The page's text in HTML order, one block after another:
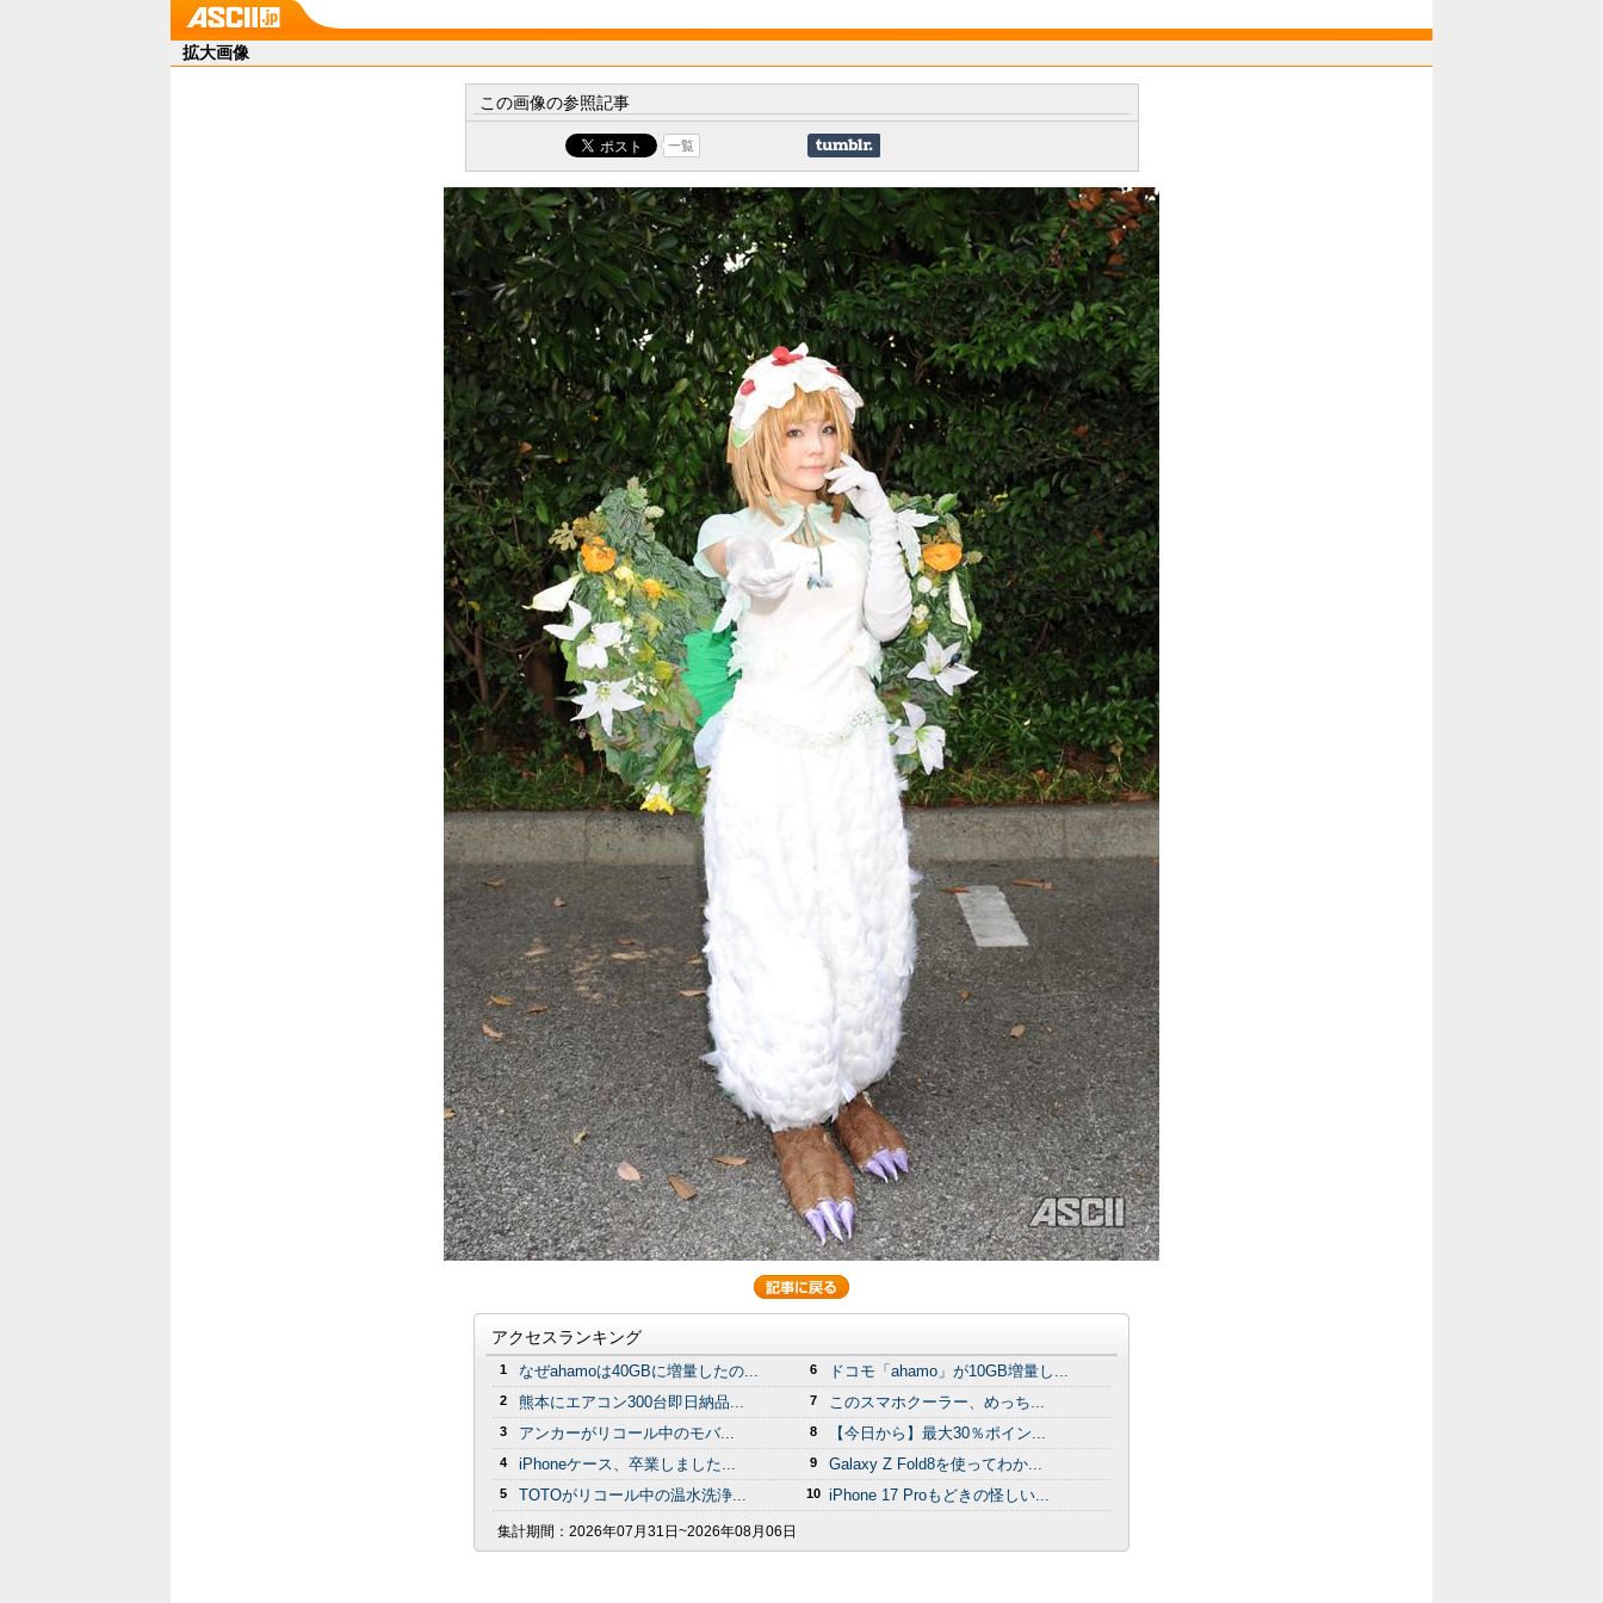
拡大画像
この画像の参照記事
一覧
アクセスランキング
1 なぜahamoは40GBに増量したの...
2 熊本にエアコン300台即日納品...
3 アンカーがリコール中のモバ...
4 iPhoneケース、卒業しました...
5 TOTOがリコール中の温水洗浄...
6 ドコモ「ahamo」が10GB増量し...
7 このスマホクーラー、めっち...
8 【今日から】最大30％ポイン...
9 Galaxy Z Fold8を使ってわか...
10 iPhone 17 Proもどきの怪しい...
集計期間： 2026年07月31日~2026年08月06日